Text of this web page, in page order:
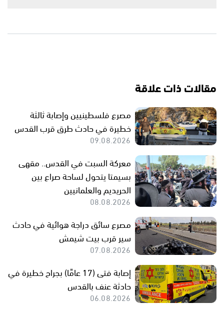
مقالات ذات علاقة
مصرع فلسطينيين وإصابة ثالثة
خطيرة في حادث طرق قرب القدس
09.08.2026
معركة السبت في القدس.. مقهى
بسيمتا يتحول لساحة صراع بين
الحريديم والعلمانيين
08.08.2026
مصرع سائق دراجة هوائية في حادث
سير قرب بيت شيمش
07.08.2026
إصابة فتى (17 عامًا) بجراح خطيرة في
حادثة عنف بالقدس
06.08.2026